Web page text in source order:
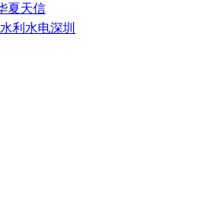
夏天信
利水电深圳